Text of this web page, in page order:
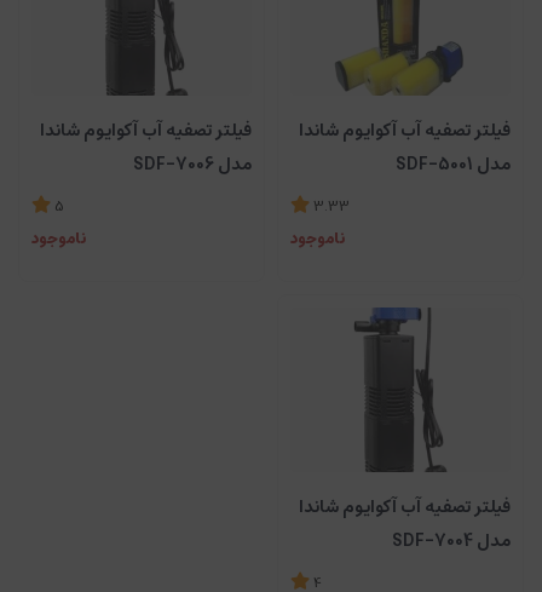
فیلتر تصفیه آب آکوایوم شاندا
مدل SDF-5001
3.33
ناموجود
فیلتر تصفیه آب آکوایوم شاندا
مدل SDF-7006
5
ناموجود
فیلتر تصفیه آب آکوایوم شاندا
مدل SDF-7004
4